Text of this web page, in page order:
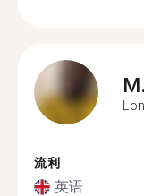
M.
流利
英语